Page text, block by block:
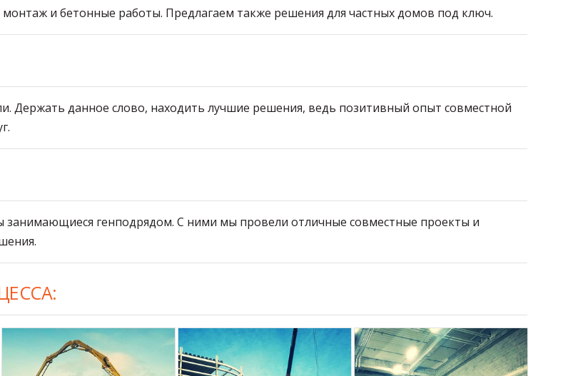
и бетонные работы. Предлагаем также решения для частных домов под ключ.
Держать данное слово, находить лучшие решения, ведь позитивный опыт совместной
генподрядом. С ними мы провели отличные совместные проекты и